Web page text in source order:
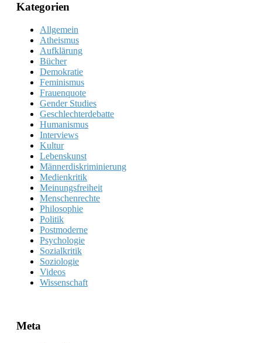
Kategorien
Allgemein
Atheismus
Aufklärung
Bücher
Demokratie
Feminismus
Frauenquote
Gender Studies
Geschlechterdebatte
Humanismus
Interviews
Kultur
Lebenskunst
Männerdiskriminierung
Medienkritik
Meinungsfreiheit
Menschenrechte
Philosophie
Politik
Postmoderne
Psychologie
Sozialkritik
Soziologie
Videos
Wissenschaft
Meta